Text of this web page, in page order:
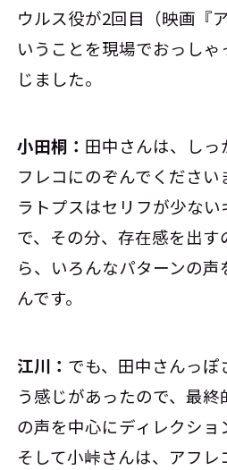
ウルス役が2回目（映画『
いうことを現場でおっしゃ
じました。
小田桐： 田中さんは、し
フレコにのぞんでくださ
ラトプスはセリフが少ない
で、その分、存在感を出
ら、いろんなパターンの声
んです。
江川： でも、田中さんっぽ
う感じがあったので、最
の声を中心にディレクショ
そして小峠さんは、アフレ